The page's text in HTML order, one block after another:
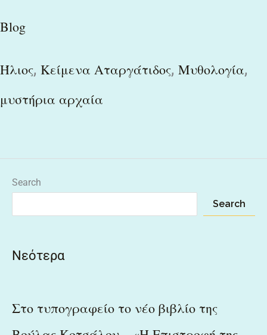
Blog
Ήλιος, Κείμενα Αταργάτιδος, Μυθολογία,
μυστήρια αρχαία
Search
Search
Νεότερα
Στο τυπογραφείο το νέο βιβλίο της